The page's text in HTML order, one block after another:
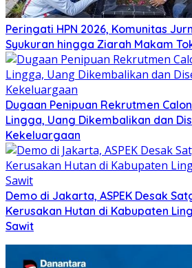
Peringati HPN 2026, Komunitas
Syukuran hingga Ziarah Makam
Dugaan Penipuan Rekrutmen
Lingga, Uang Dikembalikan dan
Kekeluargaan
Demo di Jakarta, ASPEK Desak
Kerusakan Hutan di Kabupaten
Sawit